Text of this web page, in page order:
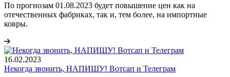
По прогнозам 01.08.2023 будет повышение цен как на
отечественных фабриках, так и, тем более, на импортные
ковры.
16.02.2023
Некогда звонить, НАПИШУ! Вотсап и Телеграм